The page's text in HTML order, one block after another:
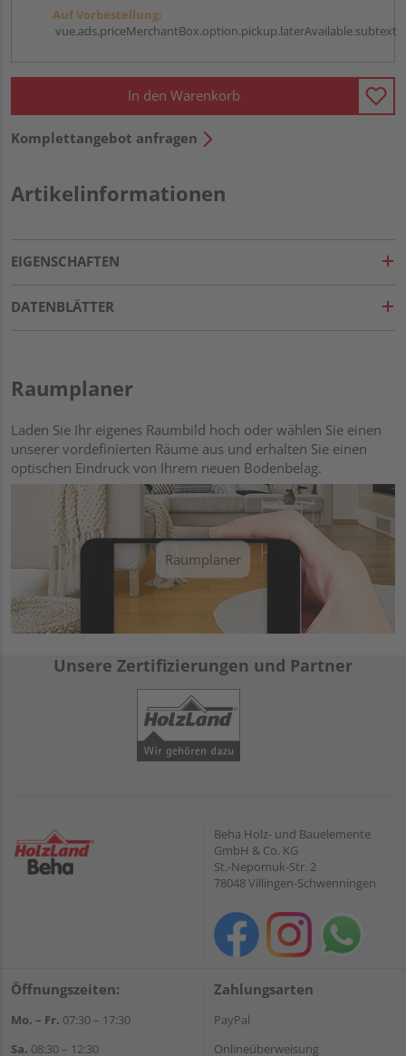
Auf Vorbestellung:
vue.ads.priceMerchantBox.option.pickup.laterAvailable.subtext
In den Warenkorb
Komplettangebot anfragen
Artikelinformationen
EIGENSCHAFTEN
DATENBLÄTTER
Raumplaner
Laden Sie Ihr eigenes Raumbild hoch oder wählen Sie einen
unserer vordefinierten Räume aus und erhalten Sie einen
optischen Eindruck von Ihrem neuen Bodenbelag.
Raumplaner
Unsere Zertifizierungen und Partner
Beha Holz- und Bauelemente
GmbH & Co. KG
St.-Nepomuk-Str. 2
78048 Villingen-Schwenningen
Öffnungszeiten:
Mo. – Fr. 07:30 – 17:30
Sa. 08:30 – 12:30
Zahlungsarten
PayPal
Onlineüberweisung